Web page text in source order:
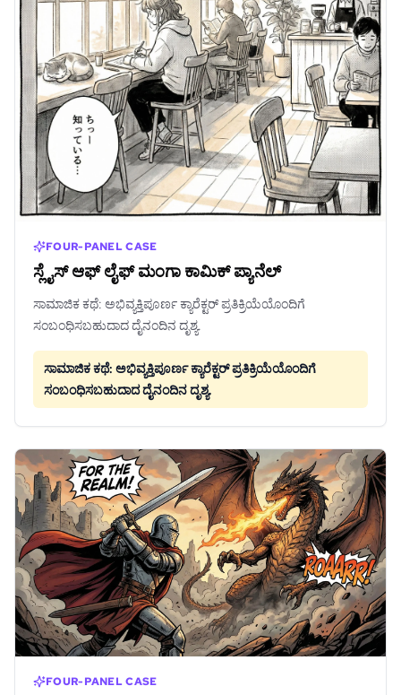
FOUR-PANEL CASE
ಸ್ಲೈಸ್ ಆಫ್ ಲೈಫ್ ಮಂಗಾ ಕಾಮಿಕ್ ಪ್ಯಾನೆಲ್
ಸಾಮಾಜಿಕ ಕಥೆ: ಅಭಿವ್ಯಕ್ತಿಪೂರ್ಣ ಕ್ಯಾರೆಕ್ಟರ್ ಪ್ರತಿಕ್ರಿಯೆಯೊಂದಿಗೆ
ಸಂಬಂಧಿಸಬಹುದಾದ ದೈನಂದಿನ ದೃಶ್ಯ.
ಸಾಮಾಜಿಕ ಕಥೆ: ಅಭಿವ್ಯಕ್ತಿಪೂರ್ಣ ಕ್ಯಾರೆಕ್ಟರ್ ಪ್ರತಿಕ್ರಿಯೆಯೊಂದಿಗೆ
ಸಂಬಂಧಿಸಬಹುದಾದ ದೈನಂದಿನ ದೃಶ್ಯ.
FOUR-PANEL CASE